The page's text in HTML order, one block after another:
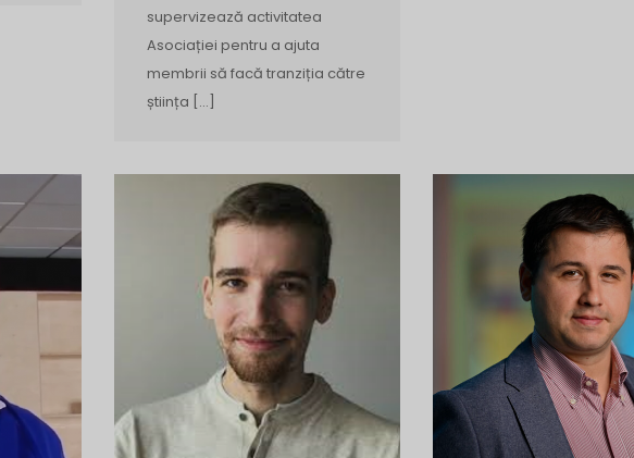
supervizează activitatea
Asociației pentru a ajuta
membrii să facă tranziția către
știința […]